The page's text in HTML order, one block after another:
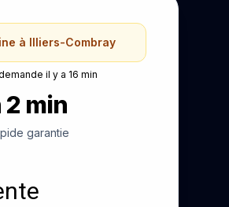
à Illiers-Combray
il y a 16 min
2 min
garantie